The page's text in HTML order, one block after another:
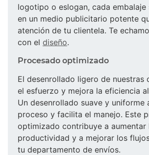
logotipo o eslogan, cada
en un medio publicitario potente
atención de tu clientela. Te
con el diseño.
Procesado optimizado
El desenrollado ligero de nuestras
el esfuerzo y mejora la eficiencia
Un desenrollado suave y uniforme
proceso y facilita el manejo. Este
optimizado contribuye a aumentar
productividad y a mejorar los
tu departamento de envíos.